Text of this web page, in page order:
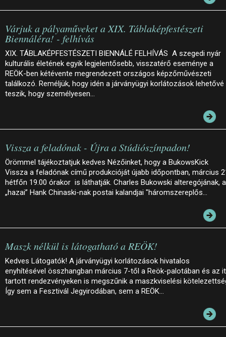
Várjuk a pályaműveket a XIX. Táblaképfestészeti
Biennáléra! - felhívás
XIX. TÁBLAKÉPFESTÉSZETI BIENNÁLÉ FELHÍVÁS A szegedi nyár
kulturális életének egyik legjelentősebb, visszatérő eseménye a
REÖK-ben kétévente megrendezett országos képzőművészeti
találkozó. Reméljük, hogy idén a járványügyi korlátozások lehetővé
teszik, hogy személyesen…
Vissza a feladónak - Újra a Stúdiószínpadon!
Örömmel tájékoztatjuk kedves Nézőinket, hogy a BukowsKick
Vissza a feladónak című produkcióját újabb időpontban, március
hétfőn 19.00 órakor is láthatják. Charles Bukowski alteregójának, a
„hazai” Hank Chinaski-nak postai kalandjai "háromszereplős…
Maszk nélkül is látogatható a REÖK!
Kedves Látogatók! A járványügyi korlátozások hivatalos
enyhítésével összhangban március 7-től a Reök-palotában és az
tartott rendezvényeken is megszűnik a maszkviselési
Így sem a Fesztivál Jegyirodában, sem a REÖK…